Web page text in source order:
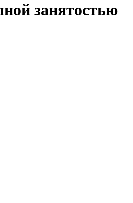
занятостью